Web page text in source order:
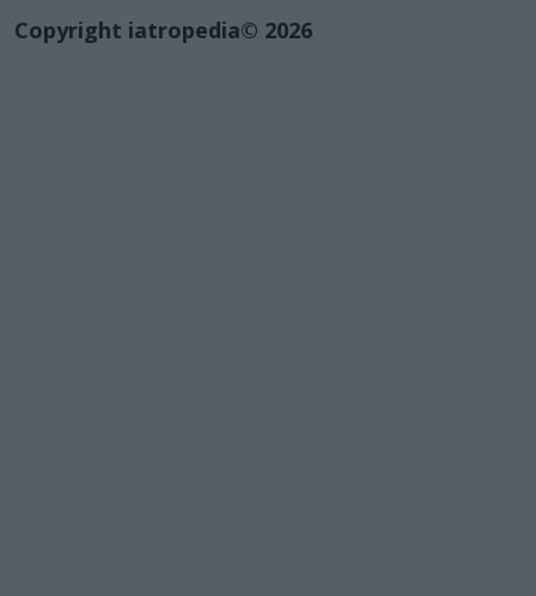
Copyright iatropedia© 2026